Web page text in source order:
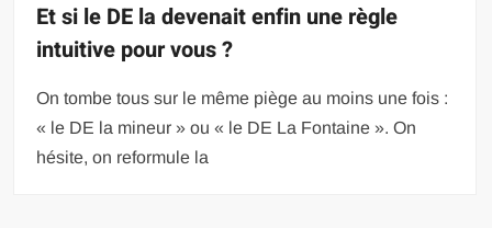
Et si le DE la devenait enfin une règle
intuitive pour vous ?
On tombe tous sur le même piège au moins une fois :
« le DE la mineur » ou « le DE La Fontaine ». On
hésite, on reformule la